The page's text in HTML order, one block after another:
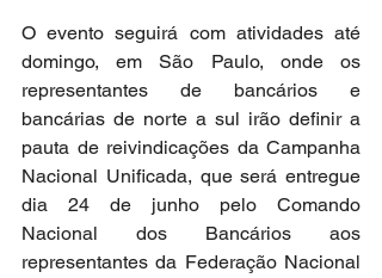
O evento seguirá com atividades até
domingo, em São Paulo, onde os
representantes de bancários e
bancárias de norte a sul irão definir a
pauta de reivindicações da Campanha
Nacional Unificada, que será entregue
dia 24 de junho pelo Comando
Nacional dos Bancários aos
representantes da Federação Nacional